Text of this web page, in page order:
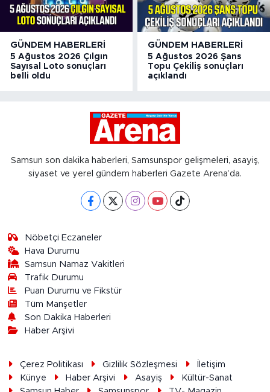
GÜNDEM HABERLERI
5 Ağustos 2026 Çılgın
Sayısal Loto sonuçları
belli oldu
GÜNDEM HABERLERI
5 Ağustos 2026 Şans
Topu Çekiliş sonuçları
açıklandı
Samsun son dakika haberleri, Samsunspor gelişmeleri, asayiş,
siyaset ve yerel gündem haberleri Gazete Arena’da.
Nöbetçi Eczaneler
Hava Durumu
Samsun Namaz Vakitleri
Trafik Durumu
Puan Durumu ve Fikstür
Tüm Manşetler
Son Dakika Haberleri
Haber Arşivi
Çerez Politikası Gizlilik Sözleşmesi
İletişim
Künye
Haber Arşivi Asayiş
Kültür-Sanat